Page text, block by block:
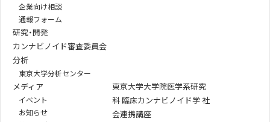
企業向け相談
通報フォーム
研究・開発
カンナビノイド審査委員会
分析
東京大学分析センター
メディア
イベント
お知らせ
東京大学大学院医学系研究
科 臨床カンナビノイド学 社
会連携講座